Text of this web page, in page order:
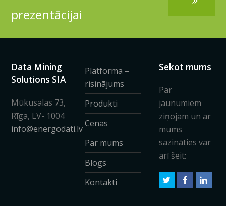
prezentācijai
Data Mining
Solutions SIA
Mūkusalas 73,
Rīga, LV- 1004
info@energodati.lv
Platforma –
risinājums
Produkti
Cenas
Par mums
Blogs
Kontakti
Sekot mums
Par
jaunumiem
ziņojam un ar
mums
sazināties var
arī šeit:
TwitterFacebook